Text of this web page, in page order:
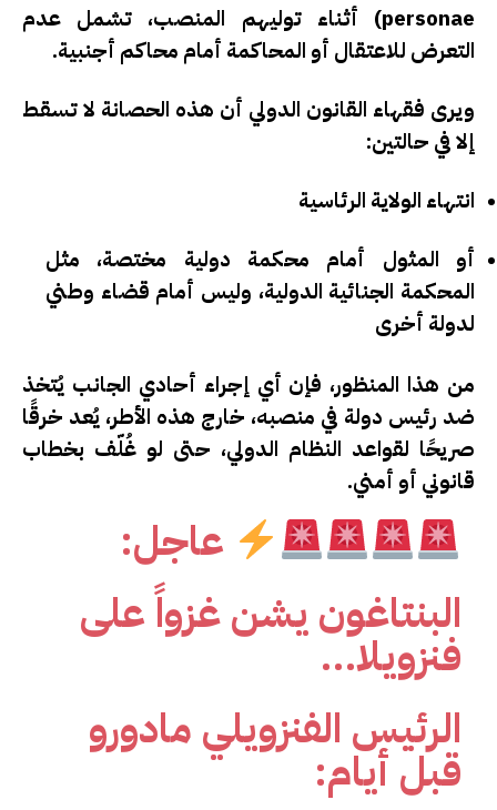
personae)
أثناء توليهم المنصب، تشمل عدم
التعرض للاعتقال أو المحاكمة أمام محاكم أجنبية.
ويرى فقهاء القانون الدولي أن هذه الحصانة لا تسقط
إلا في حالتين:
انتهاء الولاية الرئاسية
أو المثول أمام محكمة دولية مختصة، مثل
المحكمة الجنائية الدولية، وليس أمام قضاء وطني
لدولة أخرى
من هذا المنظور، فإن أي إجراء أحادي الجانب يُتخذ
ضد رئيس دولة في منصبه، خارج هذه الأطر، يُعد خرقًا
صريحًا لقواعد النظام الدولي، حتى لو غُلّف بخطاب
قانوني أو أمني.
عاجل:
البنتاغون يشن غزواً على
فنزويلا…
الرئيس الفنزويلي مادورو
قبل أيام: